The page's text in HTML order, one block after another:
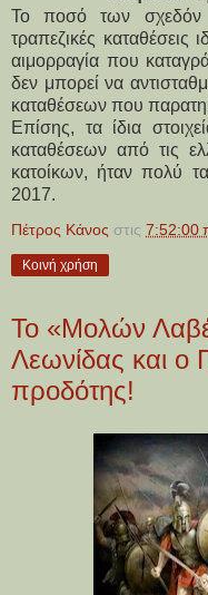
Το ποσό των σχεδόν
τραπεζικές καταθέσεις
αιμορραγία που
δεν μπορεί να
καταθέσεων που
Επίσης, τα ίδια
καταθέσεων από τις
κατοίκων, ήταν πολύ
2017.
Πέτρος Κάνος στις 7:52:00
Κοινή χρήση
Το «Μολών
Λεωνίδας και ο
προδότης!